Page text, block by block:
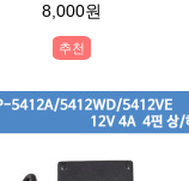
8,000원
추천